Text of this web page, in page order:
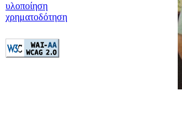
υλοποίηση
χρηματοδότηση